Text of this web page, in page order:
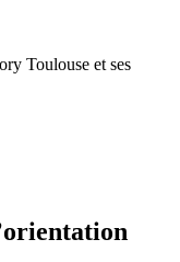
Toulouse et ses